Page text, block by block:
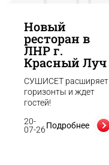
Новый
ресторан в
ЛНР г.
Красный Луч
СУШИСЕТ расширяет
горизонты и ждет
гостей!
20-
07-26Подробнее